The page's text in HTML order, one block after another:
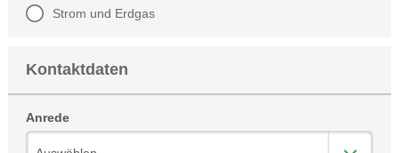
Strom und Erdgas
Kontaktdaten
Anrede